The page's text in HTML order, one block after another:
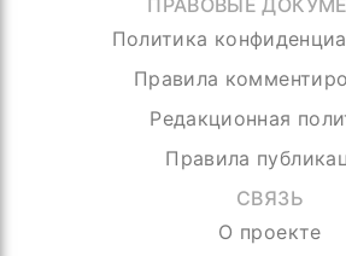
Политика
Правила
Редакционная
Правила
СВЯЗЬ
О проекте